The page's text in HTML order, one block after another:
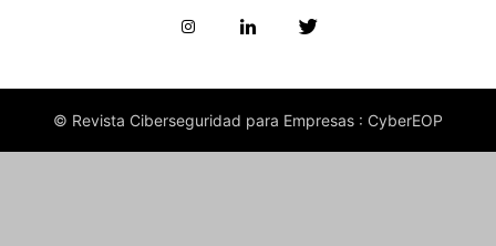
© Revista Ciberseguridad para Empresas : CyberEOP